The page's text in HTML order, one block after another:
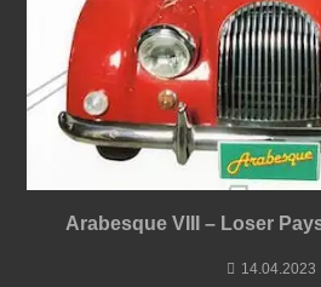
Arabesque VIII – Loser
14.04.2023